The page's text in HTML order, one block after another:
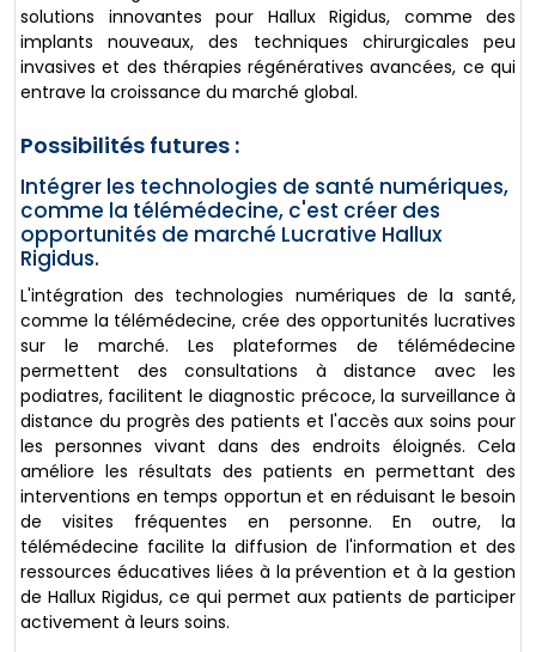
solutions innovantes pour Hallux Rigidus, comme des
implants nouveaux, des techniques chirurgicales peu
invasives et des thérapies régénératives avancées, ce qui
entrave la croissance du marché global.
Possibilités futures :
Intégrer les technologies de santé numériques,
comme la télémédecine, c'est créer des
opportunités de marché Lucrative Hallux
Rigidus.
L'intégration des technologies numériques de la santé,
comme la télémédecine, crée des opportunités lucratives
sur le marché. Les plateformes de télémédecine
permettent des consultations à distance avec les
podiatres, facilitent le diagnostic précoce, la surveillance à
distance du progrès des patients et l'accès aux soins pour
les personnes vivant dans des endroits éloignés. Cela
améliore les résultats des patients en permettant des
interventions en temps opportun et en réduisant le besoin
de visites fréquentes en personne. En outre, la
télémédecine facilite la diffusion de l'information et des
ressources éducatives liées à la prévention et à la gestion
de Hallux Rigidus, ce qui permet aux patients de participer
activement à leurs soins.